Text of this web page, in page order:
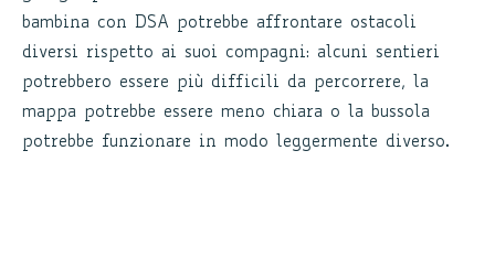
bambina con DSA potrebbe affrontare ostacoli
diversi rispetto ai suoi compagni: alcuni sentieri
potrebbero essere più difficili da percorrere, la
mappa potrebbe essere meno chiara o la bussola
potrebbe funzionare in modo leggermente diverso.